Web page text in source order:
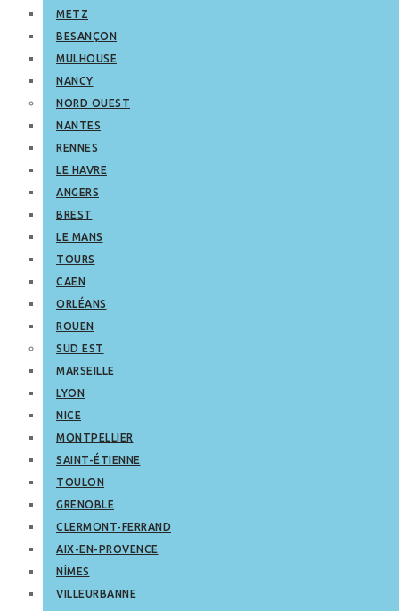
METZ
BESANÇON
MULHOUSE
NANCY
NORD OUEST
NANTES
RENNES
LE HAVRE
ANGERS
BREST
LE MANS
TOURS
CAEN
ORLÉANS
ROUEN
SUD EST
MARSEILLE
LYON
NICE
MONTPELLIER
SAINT-ÉTIENNE
TOULON
GRENOBLE
CLERMONT-FERRAND
AIX-EN-PROVENCE
NÎMES
VILLEURBANNE